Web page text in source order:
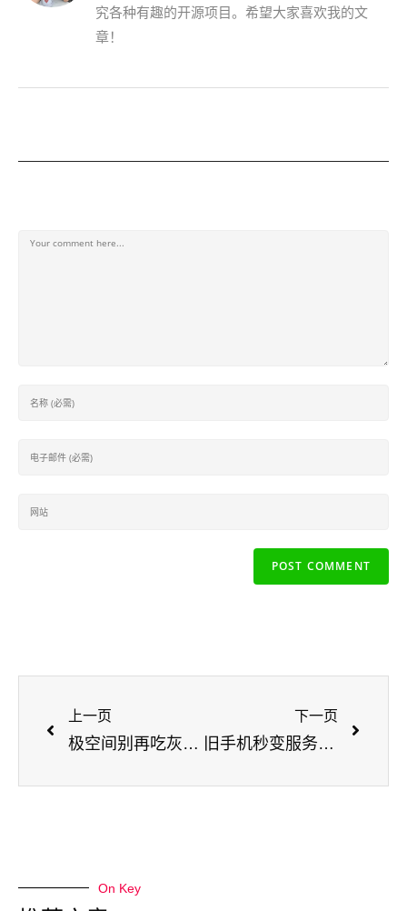
究各种有趣的开源项目。希望大家喜欢我的文
章！
上一页
极空间别再吃灰了！开启SSH，秒变全能服务器！
下一页
旧手机秒变服务器：安卓搭建Typecho博客保姆级教程（附Typecho主题推荐）
On Key